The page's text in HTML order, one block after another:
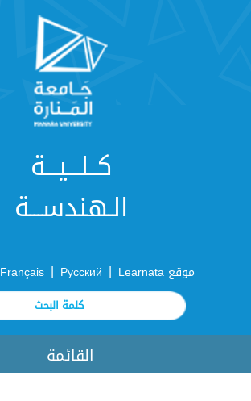
كــلـــيـــة
الـهندســـة
موقع Learnata |
Русский
|
Français
القائمة